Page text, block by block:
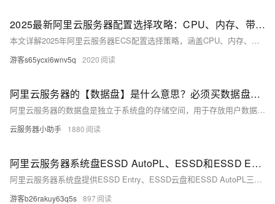
2025最新阿里云服务器配置选择攻略：CPU、内存、带宽与系统盘全解析
本文详解2025年阿里云服务器ECS配置选择策略，涵盖CPU、内存、带宽与系统盘推荐，助你根据业务需求精准选型，提升性能与性价比。
游客s65ycxi6wnv5q 2020
阿里云服务器的【数据盘】是什么意思？必须买数据盘吗？
阿里云服务器的数据盘是独立于系统盘的存储空间，用于存放用户数据、日志等非系统文件，可根据需求选择是否购买。数据盘类型包括ESSD云盘、ESSD AutoPL等，性能与价格各异，适合不同业务场景。系统盘为必需品，而数据盘则可按需添加，支持挂载至ECS实例并初始化后使用。收费模式有按量付费和包年包月，具体价格因盘型和地域而异。了解更多可参考阿里云块存储官方文档。
云服务器小助手 1880
阿里云服务器系统盘ESSD AutoPL、ESSD和ESSD Entry云盘有什么区别？如何选择？
阿里云服务器系统盘提供ESSD Entry、ESSD云盘和ESSD AutoPL三种类型，性能与适用场景各不相同。ESSD Entry云盘性价比高，适合开发测试；ESSD云盘分为PL0-PL3四个级别，适用于时延敏感或I/O密集型业务；ESSD AutoPL云盘实现容量与性能解耦，支持自定义预配置性能及突发性能，最高可达100万IOPS。选择时可根据实际需求与预算决定，经济型实例推荐ESSD Entry，高性能场景建议ESSD云盘或ESSD AutoPL。具体价格与参数可参考阿里云官方文档。
游客b26rakuy63q5s 897